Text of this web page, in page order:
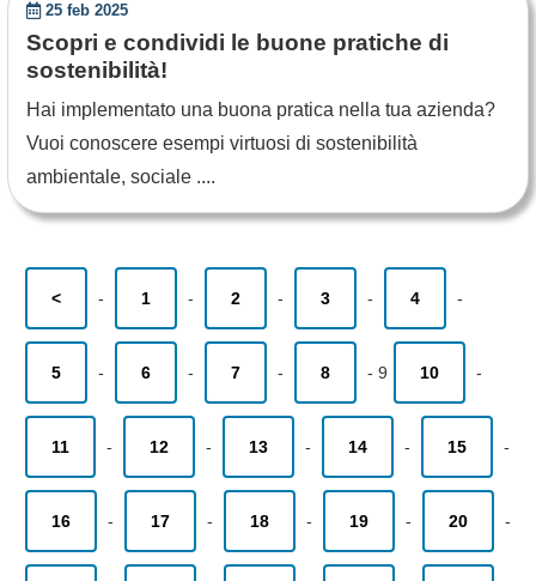
25 feb 2025
Scopri e condividi le buone pratiche di
sostenibilità!
Hai implementato una buona pratica nella tua azienda?
Vuoi conoscere esempi virtuosi di sostenibilità
ambientale, sociale ....
< - 1 - 2 - 3 - 4 -
5 - 6 - 7 - 8 - 9 10 -
11 - 12 - 13 - 14 - 15 -
16 - 17 - 18 - 19 - 20 -